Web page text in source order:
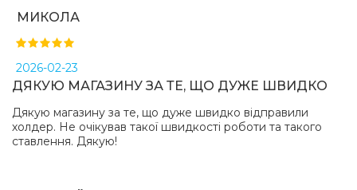
МИКОЛА
2026-02-23
ДЯКУЮ МАГАЗИНУ ЗА ТЕ, ЩО ДУЖЕ ШВИДКО
Дякую магазину за те, що дуже швидко відправили
холдер. Не очікував такої швидкості роботи та такого
ставлення. Дякую!